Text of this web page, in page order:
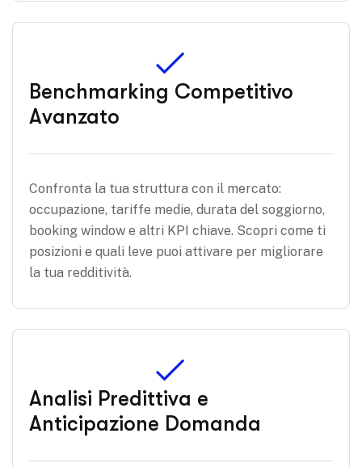
Benchmarking Competitivo
Avanzato
Confronta la tua struttura con il mercato:
occupazione, tariffe medie, durata del soggiorno,
booking window e altri KPI chiave. Scopri come ti
posizioni e quali leve puoi attivare per migliorare
la tua redditività.
Analisi Predittiva e
Anticipazione Domanda